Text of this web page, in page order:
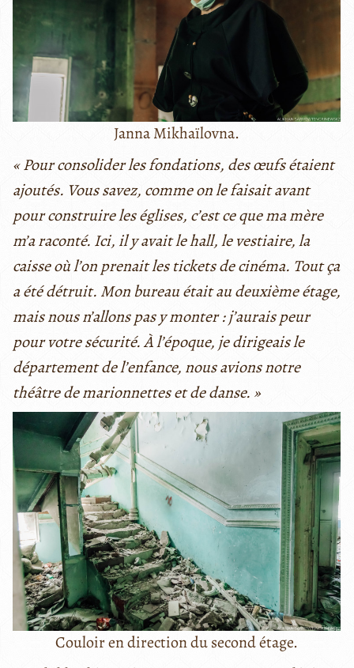
Janna Mikhaïlovna.
« Pour consolider les fondations, des œufs étaient
ajoutés. Vous savez, comme on le faisait avant
pour construire les églises, c’est ce que ma mère
m’a raconté. Ici, il y avait le hall, le vestiaire, la
caisse où l’on prenait les tickets de cinéma. Tout ça
a été détruit. Mon bureau était au deuxième étage,
mais nous n’allons pas y monter : j’aurais peur
pour votre sécurité. À l’époque, je dirigeais le
département de l’enfance, nous avions notre
théâtre de marionnettes et de danse. »
Couloir en direction du second étage.